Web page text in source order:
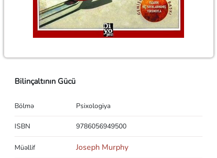
Bilinçaltının Gücü
Bölmə Psixologiya
ISBN 9786056949500
Müəllif Joseph Murphy